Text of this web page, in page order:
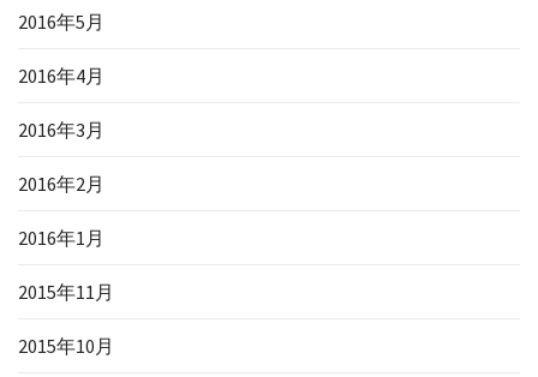
2016年5月
2016年4月
2016年3月
2016年2月
2016年1月
2015年11月
2015年10月